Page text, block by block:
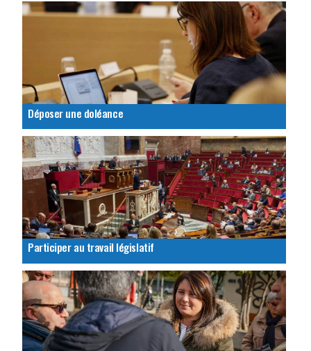
Déposer une doléance
Participer au travail législatif